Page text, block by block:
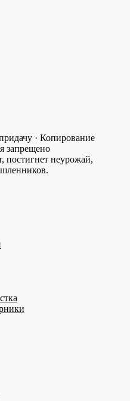
· Копирование
запрещено
постигнет неурожай,